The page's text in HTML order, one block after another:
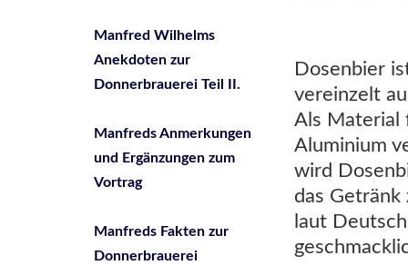
Manfred Wilhelms
Anekdoten zur
Donnerbrauerei Teil II.
Manfreds Anmerkungen
und Ergänzungen zum
Vortrag
Manfreds Fakten zur
Donnerbrauerei
Dosenbier
vereinzelt
Als Material
Aluminium
wird
das Getränk
laut